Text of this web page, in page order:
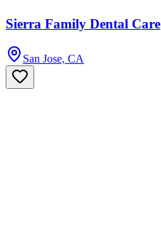
Sierra Family Dental Care
San Jose, CA